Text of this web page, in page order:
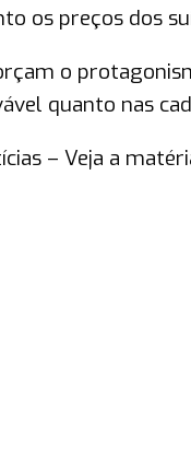
os preços dos
o
quanto nas
– Veja a